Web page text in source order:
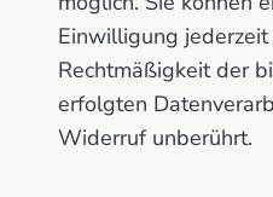
Einwilligung
Rechtmäßigkeit der
erfolgten
Widerruf unberührt.